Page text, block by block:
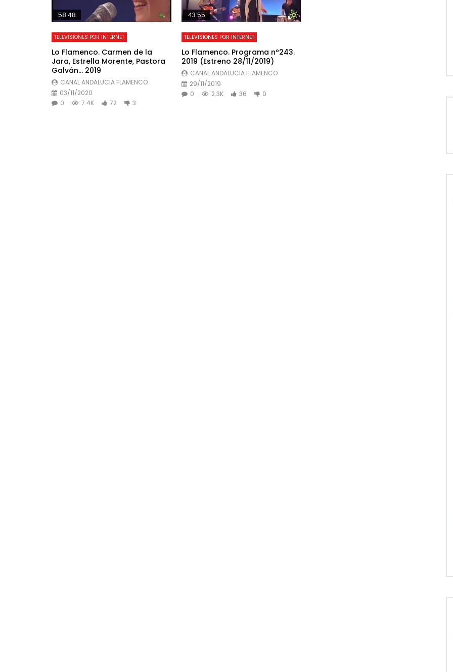
58:48
TELEVISIONES POR INTERNET
Lo Flamenco. Carmen de la
Jara, Estrella Morente, Pastora
Galván… 2019
CANAL ANDALUCIA FLAMENCO
03/11/2020
0
7.4K 72 3
43:55
TELEVISIONES POR INTERNET
Lo Flamenco. Programa nº243.
2019 (Estreno 28/11/2019)
CANAL ANDALUCIA FLAMENCO
29/11/2019
0
2.3K 36 0